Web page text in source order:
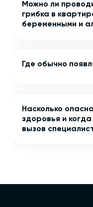
Можно ли
грибка в
беременными и
Где обычно
Насколько
здоровья и
вызов